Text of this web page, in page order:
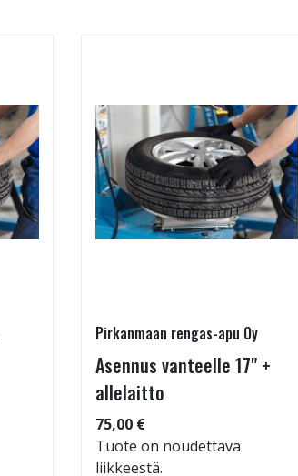
Pirkanmaan rengas-apu Oy
Asennus vanteelle 17" +
allelaitto
75,00 €
Tuote on noudettava
liikkeestä.